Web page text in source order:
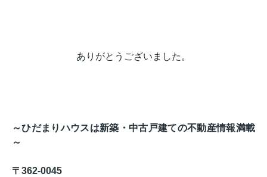
ありがとうございました。
～ひだまりハウスは新築・中古戸建ての不動産情報満載
～
〒362-0045